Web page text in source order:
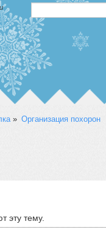
» Организация похорон
эту тему.